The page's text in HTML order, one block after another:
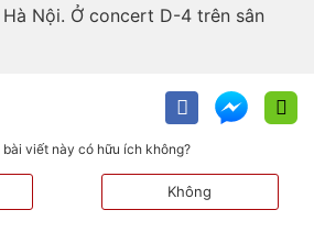
Nội. Ở concert D-4 trên sân
bài viết này có hữu ích không?
Không